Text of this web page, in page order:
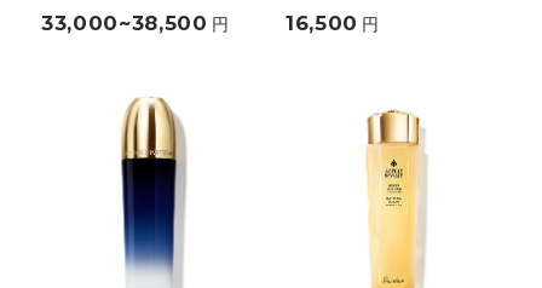
33,000~38,500 円 16,500 円